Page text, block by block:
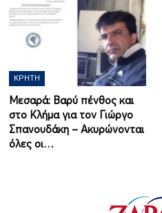
ΚΡΉΤΗ
Μεσαρά: Βαρύ πένθος και
στο Κλήμα για τον Γιώργο
Σπανουδάκη – Ακυρώνονται
όλες οι…